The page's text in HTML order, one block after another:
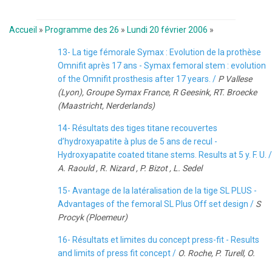
Accueil » Programme des 26 » Lundi 20 février 2006 »
13- La tige fémorale Symax : Evolution de la prothèse
Omnifit après 17 ans - Symax femoral stem : evolution
of the Omnifit prosthesis after 17 years. / P Vallese
(Lyon), Groupe Symax France, R Geesink, RT. Broecke
(Maastricht, Nerderlands)
14- Résultats des tiges titane recouvertes
d’hydroxyapatite à plus de 5 ans de recul -
Hydroxyapatite coated titane stems. Results at 5 y. F. U. /
A. Raould , R. Nizard , P. Bizot , L. Sedel
15- Avantage de la latéralisation de la tige SL PLUS -
Advantages of the femoral SL Plus Off set design / S
Procyk (Ploemeur)
16- Résultats et limites du concept press-fit - Results
and limits of press fit concept / O. Roche, P. Turell, O.